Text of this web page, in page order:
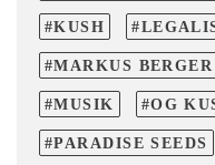
KUSH
MARKUS BERGER
MUSIK OG
PARADISE SEEDS